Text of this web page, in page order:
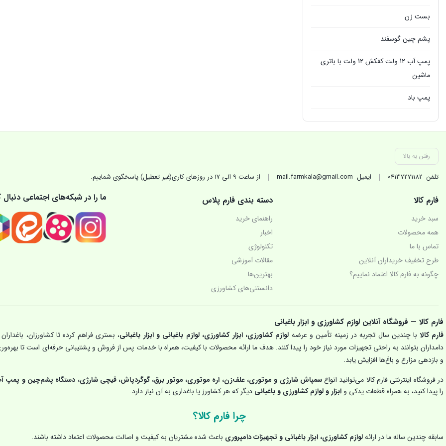
بست زن
پشم چین گوسفند
پمپ آب 12 ولت کفکش 12 ولت با باتری
ماشین
پمپ باد
پمپ سمپاش
پمپ گازوئیل کش
چراغ قوه پیشانی بند
چراغ قوه شارژی و چراغ پیشانی (هدلایت)
خرید و قیمت چراغ قوه شارژی
دیزل ژنراتور
زراعت
ساخت ایران
سمپاش زنبه ای
سمپاش موتوری
رفتن به بالا
تلفن 04137271182 ایمیل mail.farmkala@gmail.com از ساعت 9 الی 17 در روزهای کاری(غیر تعطیل) پاسخگوی شماییم.
فارم کالا
سبد خرید
همه محصولات
تماس با ما
طرح تخفیف خریداران آنلاین
چگونه به فارم کالا اعتماد نماییم؟
دسته بندی فارم پلاس
راهنمای خرید
اخبار
تکنولوژی‌
مقالات آموزشی
بهترین‌ها
دانستنی‌های کشاورزی
ما را در شبکه‌های اجتماعی دنبال
فارم کالا — فروشگاه آنلاین لوازم کشاورزی و ابزار باغبانی
فارم کالا با چندین سال تجربه در زمینه تأمین و عرضه لوازم کشاورزی، ابزار کشاورزی، لوازم باغبانی و ابزار باغبانی، بستری فراهم کرده تا کشاورزان،
دامداران بتوانند به راحتی تجهیزات مورد نیاز خود را پیدا کنند. هدف ما ارائه محصولات با کیفیت، همراه با خدمات پس از فروش و پشتیبانی حرفه‌ای است تا
و بازدهی مزارع و باغ‌ها افزایش یابد.
در فروشگاه اینترنتی فارم کالا می‌توانید انواعسمپاش شارژی و موتوری، علف‌زن، اره موتوری، موتور برق، گوگردپاش، قیچی شارژی، دستگاه پشم‌چین و پمپ
را پیدا کنید، به همراه قطعات یدکی و ابزار و لوازم کشاورزی و باغبانی دیگر که هر کشاورز یا باغداری به آن نیاز دارد.
چرا فارم کالا؟
سابقه چندین ساله ما در ارائهلوازم کشاورزی، ابزار باغبانی و تجهیزات دامپروری باعث شده مشتریان به کیفیت و اصالت محصولات اعتماد داشته باشند.